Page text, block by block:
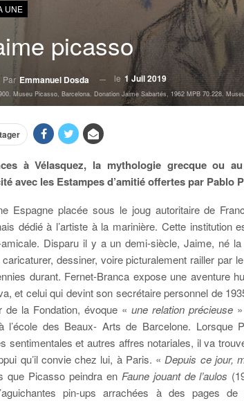
UNE
picasso
Par Emmanuel Dosda le 1 Juil 2019
Museu Picasso, Barcelona. Donation Jaime Sabartés, 1962 MPB 70.228.
à Vélasquez, la mythologie grecque ou
avec les Estampes d’amitié offertes par Pablo
Espagne placée sous le joug autoritaire de
dédié à l’artiste à la marinière. Cette institution
Disparu il y a un demi-siècle, Jaime, né
dessiner, voire picturalement railler par
durant. Fernet-Branca expose une aventure
et celui qui devint son secrétaire personnel de
de la Fondation, évoque « une relation précieuse»
l’école des Beaux- Arts de Barcelone.
sentimentales et autres affres notariales, il va
qu’il convie chez lui, à Paris. « Depuis ce jour,
que Picasso peindra en Faune jouant de l’aulos
pin-ups arrachées à des pages